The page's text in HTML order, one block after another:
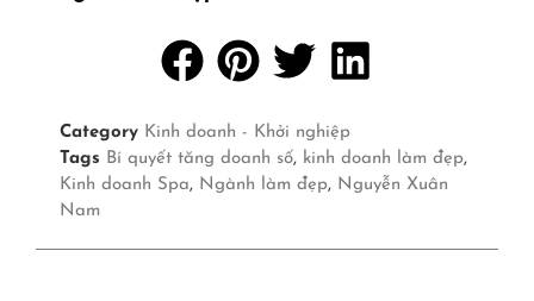
Category Kinh doanh - Khởi nghiệp
Tags Bí quyết tăng doanh số, kinh doanh làm đẹp,
Kinh doanh Spa, Ngành làm đẹp, Nguyễn Xuân
Nam